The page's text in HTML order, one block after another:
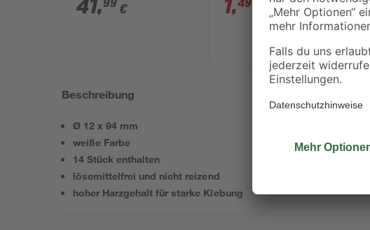
41,99 € 1,49 1,69 €
Beschreibung
Ø 12 x 94 mm
weiße Farbe
14 Stück enthalten
lösemittelfrei und nicht reizend
hoher Harzgehalt für starke Klebung